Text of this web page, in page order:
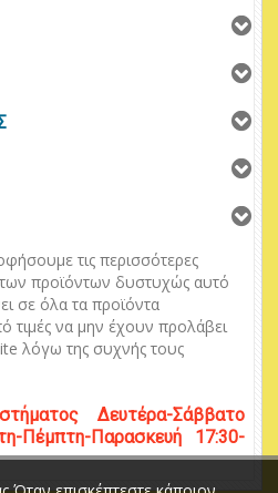
τις περισσότερες
των προϊόντων δυστυχώς αυτό
σε όλα τα προϊόντα
τιμές να μην έχουν προλάβει
λόγω της συχνής τους
Δευτέρα-Σάββατο
Πέμπτη-Παρασκευή 17:30-